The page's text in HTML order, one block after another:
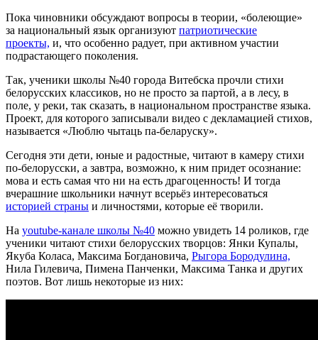
Пока чиновники обсуждают вопросы в теории, «болеющие»
за национальный язык организуют патриотические
проекты, и, что особенно радует, при активном участии
подрастающего поколения.
Так, ученики школы №40 города Витебска прочли стихи
белорусских классиков, но не просто за партой, а в лесу, в
поле, у реки, так сказать, в национальном пространстве языка.
Проект, для которого записывали видео с декламацией стихов,
называется «Люблю чытаць па-беларуску».
Сегодня эти дети, юные и радостные, читают в камеру стихи
по-белорусски, а завтра, возможно, к ним придет осознание:
мова и есть самая что ни на есть драгоценность! И тогда
вчерашние школьники начнут всерьёз интересоваться
историей страны и личностями, которые её творили.
На youtube-канале школы №40 можно увидеть 14 роликов, где
ученики читают стихи белорусских творцов: Янки Купалы,
Якуба Коласа, Максима Богдановича, Рыгора Бородулина,
Нила Гилевича, Пимена Панченки, Максима Танка и других
поэтов. Вот лишь некоторые из них: